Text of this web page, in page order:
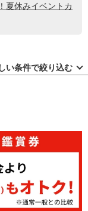
夏休みイベントカ
い条件で絞り込む